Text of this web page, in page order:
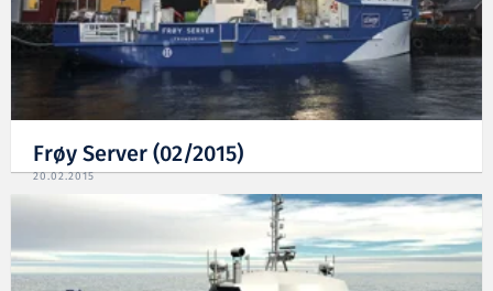
Frøy Server (02/2015)
20.02.2015